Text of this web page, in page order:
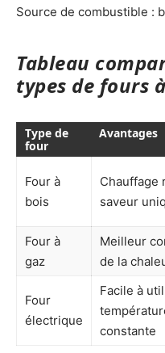
Source de combustible :
Tableau
types de fours
Type de
four
Avantages
Four à
bois
Chauffage
saveur
Four à
gaz
Meilleur
de la
Four
électrique
Facile à
constante